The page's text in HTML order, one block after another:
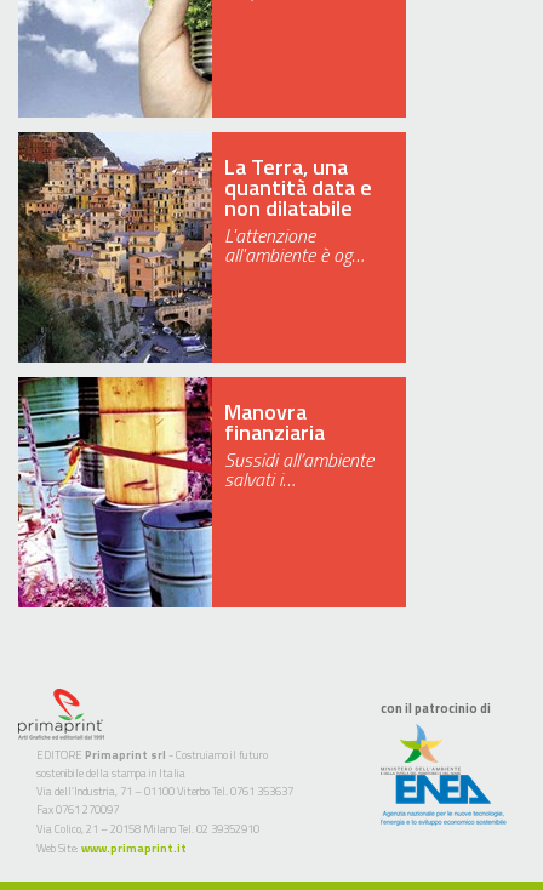
La Terra, una
quantità data e
non dilatabile
L'attenzione
all'ambiente è og…
Manovra
finanziaria
Sussidi all’ambiente
salvati i…
EDITORE Primaprint srl - Costruiamo il futuro
sostenibile della stampa in Italia
Via dell’Industria, 71 – 01100 Viterbo Tel. 0761 353637
Fax 0761 270097
Via Colico, 21 – 20158 Milano Tel. 02 39352910
Web Site: www.primaprint.it
con il patrocinio di